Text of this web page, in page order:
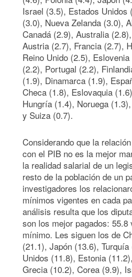
Israel (3.5), Estados Unidos
(3.0), Nueva Zelanda (3.0),
Canadá (2.9), Australia
Austria (2.7), Francia (2.7),
Reino Unido (2.5),
(2.2), Portugal (2.2),
(1.9), Dinamarca (1.9),
Checa (1.8), Eslovaquia
Hungría (1.4), Noruega
y Suiza (0.7).
Considerando que la
con el PIB no es la mejor
la realidad salarial de un
resto de la población de un
investigadores los
mínimos vigentes en cada
análisis resulta que los
son los mejor pagados:
mínimo. Les siguen los de
(21.1), Japón (13.6),
Unidos (11.8), Estonia
Grecia (10.2), Corea (9.9),